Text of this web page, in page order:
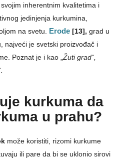
inherentnim kvalitetima i
jedinjenja kurkumina,
na svetu.
Erode [13], grad u
najveći je svetski proizvođač i
Poznat je i kao „ Žuti grad“,
kurkuma da
u prahu?
može koristiti, rizomi kurkume
ili pare da bi se uklonio sirovi